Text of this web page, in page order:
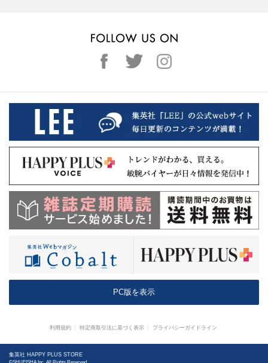
PC版を表示
利用規約 特定商取引法に基づく表示 プライバシーガイドライン
集英社 HAPPY PLUS STORE